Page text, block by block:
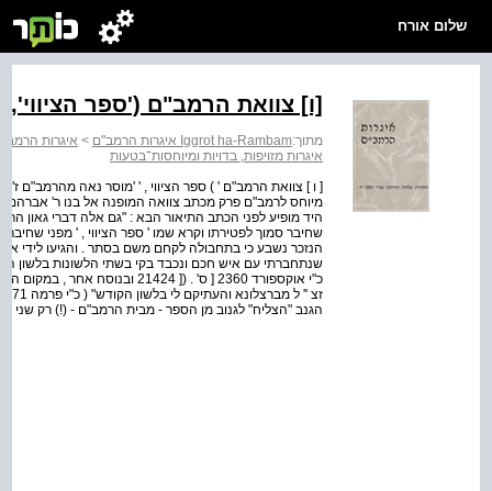
שלום אורח
[ו] צוואת הרמב"ם ('ספר
מתוך:Iggrot ha-Rambam איגרות הרמב"ם > איגרות
איגרות מזויפות, בדויות ומיוחסות־בטעות
[ ו ] צוואת הרמב"ם ' ) ספר הציווי , ' 'מוסר נאה מהרמב"ם
מיוחס לרמב"ם פרק מכתב צוואה המופנה אל בנו ר'
היד מופיע לפני הכתב התיאור הבא : "גם אלה דברי גאון
שחיבר סמוך לפטירתו וקרא שמו ' ספר הציווי , ' מפני
הנזכר נשבע כי בתחבולה לקחם משם בסתר . והגיעו לידי
שנתחברתי עם איש חכם ונכבד בקי בשתי הלשונות בלשון
כ"י אוקספורד 2360 [ ס' . ([ 21424
הגנב "הצליח" לגנוב מן הספר - מבית הרמב"ם - (!) רק שני